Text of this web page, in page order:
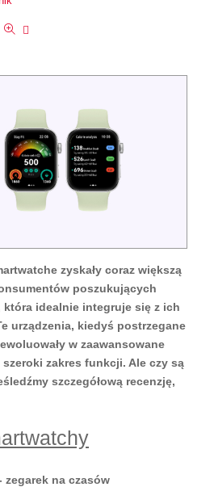
zyskały coraz większą
poszukujących
idealnie integruje się z ich
urządzenia, kiedyś postrzegane
w zaawansowane
zakres funkcji. Ale czy są
szczegółową recenzję,
na czasów